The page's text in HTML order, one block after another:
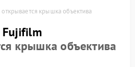
крышка объектива
Fujifilm
крышка объектива